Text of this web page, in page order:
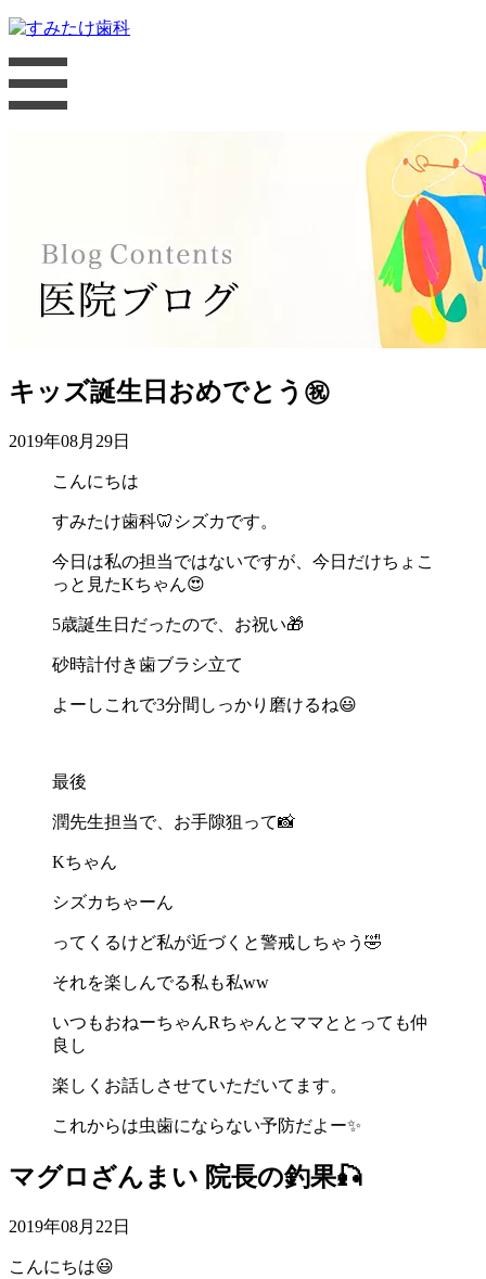
キッズ誕生日おめでとう㊗️
2019年08月29日
こんにちは
すみたけ歯科🦷シズカです。
今日は私の担当ではないですが、今日だけちょこ
っと見たKちゃん😍
5歳誕生日だったので、お祝い🎁
砂時計付き歯ブラシ立て
よーしこれで3分間しっかり磨けるね😃
最後
潤先生担当で、お手隙狙って📸
Kちゃん
シズカちゃーん
ってくるけど私が近づくと警戒しちゃう🤣
それを楽しんでる私も私ww
いつもおねーちゃんRちゃんとママととっても仲
良し
楽しくお話しさせていただいてます。
これからは虫歯にならない予防だよー✨
マグロざんまい 院長の釣果🎣
2019年08月22日
こんにちは😃